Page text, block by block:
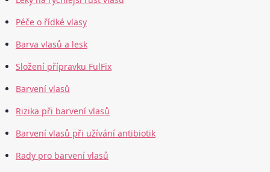
Péče o řídké vlasy
Barva vlasů a lesk
Složení přípravku FulFix
Barvení vlasů
Rizika při barvení vlasů
Barvení vlasů při užívání antibiotik
Rady pro barvení vlasů